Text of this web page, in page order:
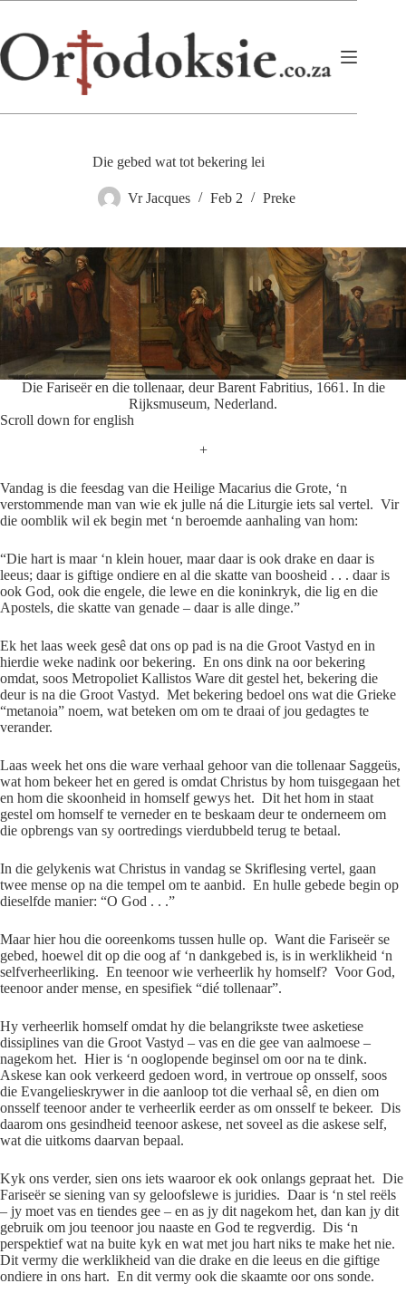
content
Die gebed wat tot bekering lei
Vr Jacques Feb 2 Preke
Die Fariseër en die tollenaar, deur Barent Fabritius, 1661. In die
Rijksmuseum, Nederland.
Scroll down for english
+
Vandag is die feesdag van die Heilige Macarius die Grote, ‘n
verstommende man van wie ek julle ná die Liturgie iets sal vertel. Vir
die oomblik wil ek begin met ‘n beroemde aanhaling van hom:
“Die hart is maar ‘n klein houer, maar daar is ook drake en daar is
leeus; daar is giftige ondiere en al die skatte van boosheid . . . daar is
ook God, ook die engele, die lewe en die koninkryk, die lig en die
Apostels, die skatte van genade – daar is alle dinge.”
Ek het laas week gesê dat ons op pad is na die Groot Vastyd en in
hierdie weke nadink oor bekering. En ons dink na oor bekering
omdat, soos Metropoliet Kallistos Ware dit gestel het, bekering die
deur is na die Groot Vastyd. Met bekering bedoel ons wat die Grieke
“metanoia” noem, wat beteken om om te draai of jou gedagtes te
verander.
Laas week het ons die ware verhaal gehoor van die tollenaar Saggeüs,
wat hom bekeer het en gered is omdat Christus by hom tuisgegaan het
en hom die skoonheid in homself gewys het. Dit het hom in staat
gestel om homself te verneder en te beskaam deur te onderneem om
die opbrengs van sy oortredings vierdubbeld terug te betaal.
In die gelykenis wat Christus in vandag se Skriflesing vertel, gaan
twee mense op na die tempel om te aanbid. En hulle gebede begin op
dieselfde manier: “O God . . .”
Maar hier hou die ooreenkoms tussen hulle op. Want die Fariseër se
gebed, hoewel dit op die oog af ‘n dankgebed is, is in werklikheid ‘n
selfverheerliking. En teenoor wie verheerlik hy homself? Voor God,
teenoor ander mense, en spesifiek “dié tollenaar”.
Hy verheerlik homself omdat hy die belangrikste twee asketiese
dissiplines van die Groot Vastyd – vas en die gee van aalmoese –
nagekom het. Hier is ‘n ooglopende beginsel om oor na te dink.
Askese kan ook verkeerd gedoen word, in vertroue op onsself, soos
die Evangelieskrywer in die aanloop tot die verhaal sê, en dien om
onsself teenoor ander te verheerlik eerder as om onsself te bekeer. Dis
daarom ons gesindheid teenoor askese, net soveel as die askese self,
wat die uitkoms daarvan bepaal.
Kyk ons verder, sien ons iets waaroor ek ook onlangs gepraat het. Die
Fariseër se siening van sy geloofslewe is juridies. Daar is ‘n stel reëls
– jy moet vas en tiendes gee – en as jy dit nagekom het, dan kan jy dit
gebruik om jou teenoor jou naaste en God te regverdig. Dis ‘n
perspektief wat na buite kyk en wat met jou hart niks te make het nie.
Dit vermy die werklikheid van die drake en die leeus en die giftige
ondiere in ons hart. En dit vermy ook die skaamte oor ons sonde.